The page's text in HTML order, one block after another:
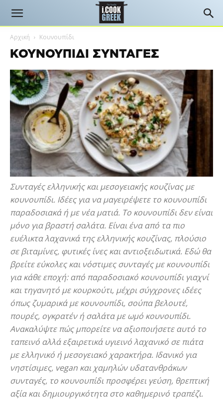
Αρχική Κουνουπίδι
ΚΟΥΝΟΥΠΊΔΙ ΣΥΝΤΑΓΈΣ
Συνταγές ελληνικής και μεσογειακής κουζίνας με
κουνουπίδι. Ιδέες για να μαγειρέψετε το κουνουπίδι
παραδοσιακά ή με νέα ματιά. Το κουνουπίδι δεν είναι
μόνο για βραστή σαλάτα. Είναι ένα από τα πιο
ευέλικτα λαχανικά της ελληνικής κουζίνας, πλούσιο
σε βιταμίνες, φυτικές ίνες και αντιοξειδωτικά. Εδώ θα
βρείτε εύκολες και νόστιμες συνταγές με κουνουπίδι
για κάθε εποχή: από παραδοσιακό κουνουπίδι γιαχνί
και τηγανητό με κουρκούτι, μέχρι σύγχρονες ιδέες
όπως ζυμαρικά με κουνουπίδι, σούπα βελουτέ,
πουρές, ογκρατέν ή σαλάτα με ωμό κουνουπίδι.
Ανακαλύψτε πώς μπορείτε να αξιοποιήσετε αυτό το
ταπεινό αλλά εξαιρετικά υγιεινό λαχανικό σε πιάτα
με ελληνικό ή μεσογειακό χαρακτήρα. Ιδανικό για
νηστίσιμες, vegan και χαμηλών υδατανθράκων
συνταγές, το κουνουπίδι προσφέρει γεύση, θρεπτική
αξία και δημιουργικότητα στο καθημερινό τραπέζι.